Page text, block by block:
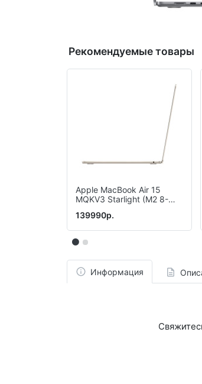
Рекомендуемые товары
Apple MacBook Air 15
MQKV3 Starlight (M2 8-
512 Gb)
139990р.
Информация